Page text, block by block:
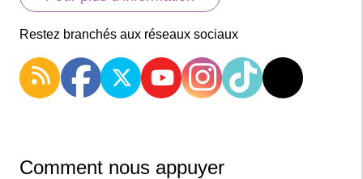
Restez branchés aux réseaux sociaux
Comment nous appuyer